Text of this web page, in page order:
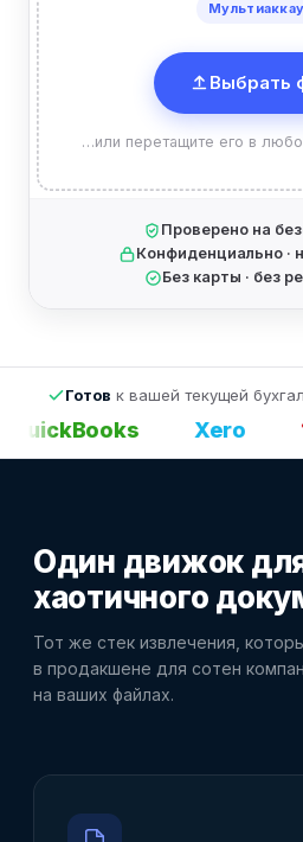
Выбрать
…или перетащите его в
Проверено на
Конфиденциально ·
Без карты · без
Готов к вашей текущей
Xero
Один движок
хаотичного
Тот же стек извлечения,
в продакшене для сотен
на ваших файлах.